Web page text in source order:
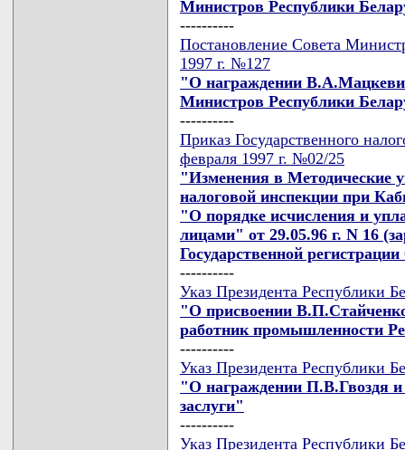
Министров Республики
----------
Постановление Совета
1997 г. №127
"О награждении
Министров Республики
----------
Приказ Государственного
февраля 1997 г. №02/25
"Изменения в Методические
налоговой инспекции при
"О порядке исчисления и
лицами" от 29.05.96 г. N 16
Государственной
----------
Указ Президента Республики
"О присвоении
работник промышленности
----------
Указ Президента Республики
"О награждении П.В.Гвоздя
заслуги"
----------
Указ Президента Республики